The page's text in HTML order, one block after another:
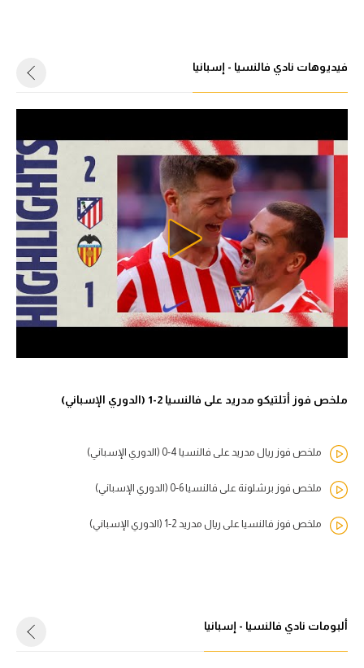
فيديوهات نادي فالنسيا - إسبانيا
ملخص فوز أتلتيكو مدريد على فالنسيا 2-1 (الدوري الإسباني)
ملخص فوز ريال مدريد على فالنسيا 4-0 (الدوري الإسباني)
ملخص فوز برشلونة على فالنسيا 6-0 (الدوري الإسباني)
ملخص فوز فالنسيا على ريال مدريد 2-1 (الدوري الإسباني)
ألبومات نادي فالنسيا - إسبانيا